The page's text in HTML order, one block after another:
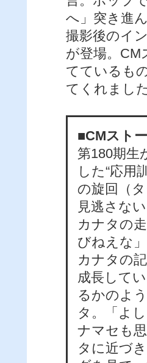
へ」突き進
撮影後のイ
が登場。CM
てているも
てくれまし
■CMスト
第180期生
した“応用
の旋回（
見逃さな
カナタの
びねえな
カナタの
成長して
るかのよ
タ。「よ
ナマセも
タに近づ